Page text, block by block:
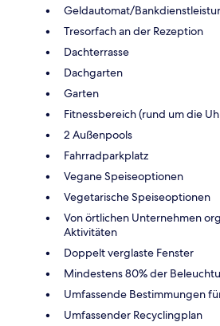
Geldautomat/
Tresorfach an der Rezeption
Dachterrasse
Dachgarten
Garten
Fitnessbereich (rund um die
2 Außenpools
Fahrradparkplatz
Vegane Speiseoptionen
Vegetarische Speiseoptionen
Von örtlichen Unternehmen
Aktivitäten
Doppelt verglaste Fenster
Mindestens 80% der
Umfassende Bestimmungen
Umfassender Recyclingplan